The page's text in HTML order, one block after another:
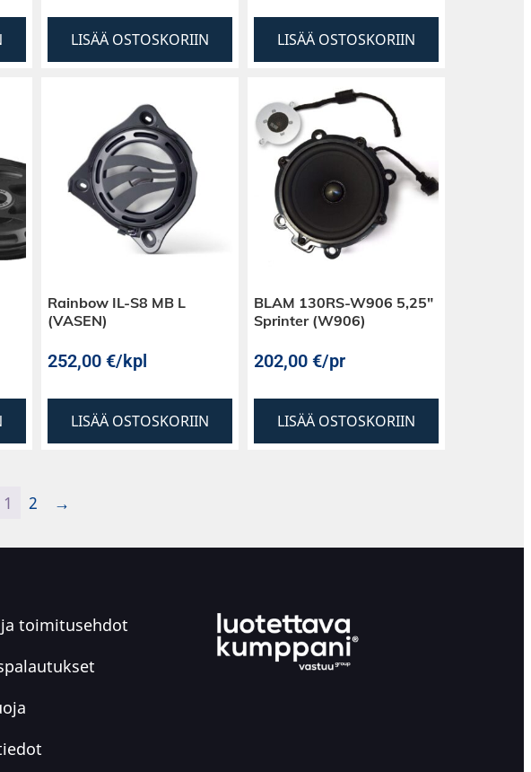
LISÄÄ OSTOSKORIIN LISÄÄ OSTOSKORIIN
Rainbow IL-S8 MB L
(VASEN)
252,00 €/kpl
LISÄÄ OSTOSKORIIN
BLAM 130RS-W906 5,25″
Sprinter (W906)
202,00 €/pr
LISÄÄ OSTOSKORIIN
1 2 →
toimitusehdot